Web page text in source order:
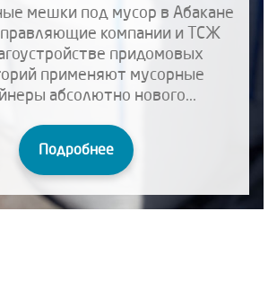
мешки под мусор в Абакане
компании и ТСЖ
придомовых
применяют мусорные
абсолютно нового...
Подробнее